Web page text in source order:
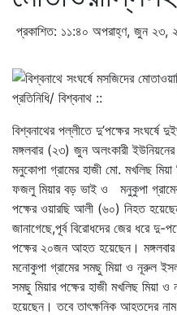
প্রকাশিত: ১১:৪০ অপরাহ্ণ, জুন ২৩,
প্রতিনিধি/ বিশ্বনাথ ::
বিশ্বনাথের পল্লীতে দু’পক্ষের সংঘর্ষে
মঙ্গলবার (২৩) জুন অলংকারী
মনুকোপা গ্রামের হাজী মো. মখলিছ
ফজলু মিয়ার বড় ভাই ও মনুকুপা
পক্ষের ওয়ারছি আলী (৬০) নিহত
জানাগেছে,পূর্ব বিরোধদের জের ধরে
পক্ষের ২০জন আহত হয়েছেন। মঙ্গলবার
মনোকুপা গ্রামের সমছু মিয়া ও নূরুল
সমছু মিয়ার পক্ষের হাজী মখলিছ মিয়া
হয়েছেন। তবে তাৎক্ষনিক আহতদের নাম